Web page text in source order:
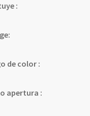
:
de color :
apertura :